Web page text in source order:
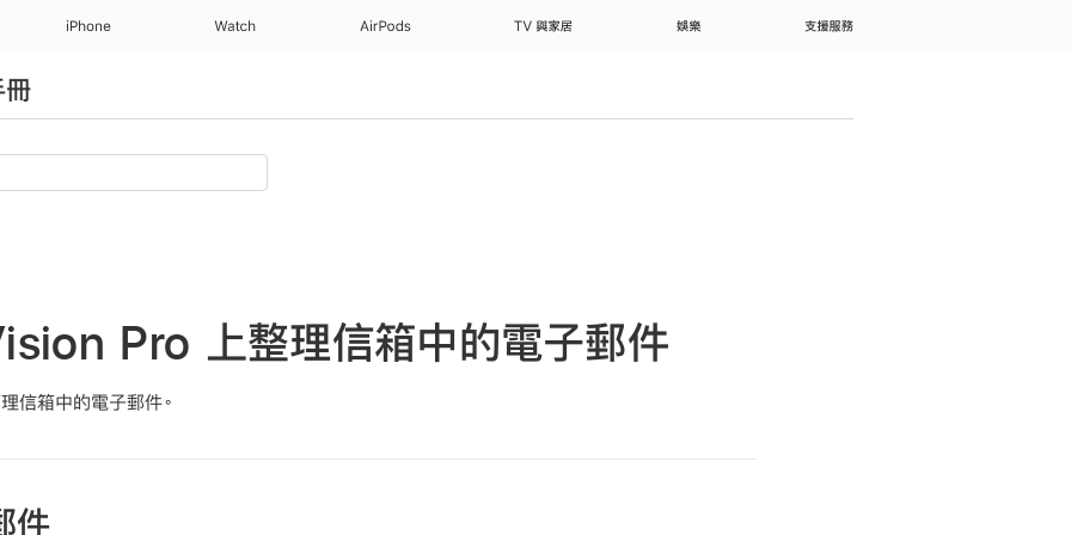
iPhone Watch AirPods TV 與家居 娛樂 支援服務
Pro 上整理信箱中的電子郵件
信箱中的電子郵件。
件